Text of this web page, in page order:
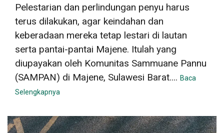
Pelestarian dan perlindungan penyu harus
terus dilakukan, agar keindahan dan
keberadaan mereka tetap lestari di lautan
serta pantai-pantai Majene. Itulah yang
diupayakan oleh Komunitas Sammuane Pannu
(SAMPAN) di Majene, Sulawesi Barat.... Baca
Selengkapnya